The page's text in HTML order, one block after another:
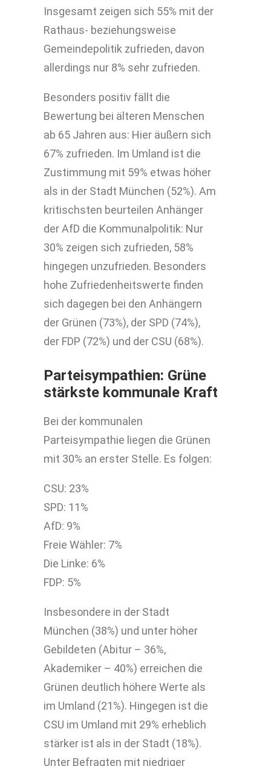
Insgesamt zeigen sich 55% mit der
Rathaus- beziehungsweise
Gemeindepolitik zufrieden, davon
allerdings nur 8% sehr zufrieden.
Besonders positiv fällt die
Bewertung bei älteren Menschen
ab 65 Jahren aus: Hier äußern sich
67% zufrieden. Im Umland ist die
Zustimmung mit 59% etwas höher
als in der Stadt München (52%). Am
kritischsten beurteilen Anhänger
der AfD die Kommunalpolitik: Nur
30% zeigen sich zufrieden, 58%
hingegen unzufrieden. Besonders
hohe Zufriedenheitswerte finden
sich dagegen bei den Anhängern
der Grünen (73%), der SPD (74%),
der FDP (72%) und der CSU (68%).
Parteisympathien: Grüne
stärkste kommunale Kraft
Bei der kommunalen
Parteisympathie liegen die Grünen
mit 30% an erster Stelle. Es folgen:
CSU: 23%
SPD: 11%
AfD: 9%
Freie Wähler: 7%
Die Linke: 6%
FDP: 5%
Insbesondere in der Stadt
München (38%) und unter höher
Gebildeten (Abitur – 36%,
Akademiker – 40%) erreichen die
Grünen deutlich höhere Werte als
im Umland (21%). Hingegen ist die
CSU im Umland mit 29% erheblich
stärker ist als in der Stadt (18%).
Unter Befragten mit niedriger